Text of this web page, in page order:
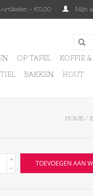
Artikelen - €0,00 Mijn
OP TAFEL
KOFFIE
BAKKEN HOUT
HOME /
+
-
TOEVOEGEN AAN